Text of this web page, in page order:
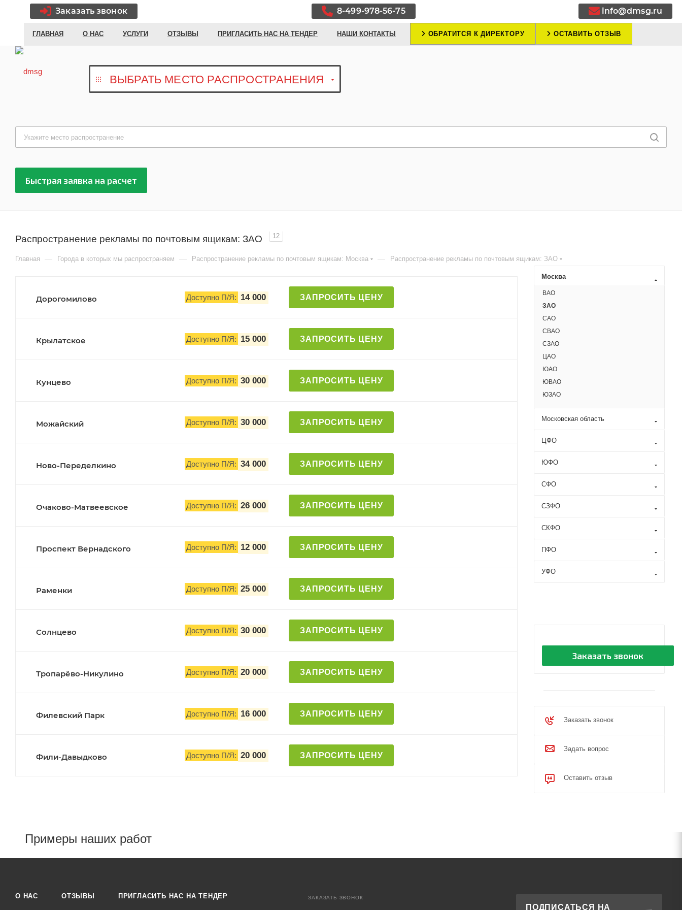
Заказать звонок 8-499-978-56-75 info@dmsg.ru
ГЛАВНАЯ О НАС УСЛУГИ ОТЗЫВЫ ПРИГЛАСИТЬ НАС НА ТЕНДЕР НАШИ КОНТАКТЫ ОБРАТИТСЯ К ДИРЕКТОРУ ОСТАВИТЬ ОТЗЫВ
ВЫБРАТЬ МЕСТО РАСПРОСТРАНЕНИЯ
Распространение рекламы по почтовым ящикам: ЗАО 12
Главная — Города в которых мы распространяем — Распространение рекламы по почтовым ящикам: Москва — Распространение рекламы по почтовым ящикам: ЗАО
Дорогомилово Доступно П/Я: 14 000 ЗАПРОСИТЬ ЦЕНУ
Крылатское Доступно П/Я: 15 000 ЗАПРОСИТЬ ЦЕНУ
Кунцево Доступно П/Я: 30 000 ЗАПРОСИТЬ ЦЕНУ
Можайский Доступно П/Я: 30 000 ЗАПРОСИТЬ ЦЕНУ
Ново-Переделкино Доступно П/Я: 34 000 ЗАПРОСИТЬ ЦЕНУ
Очаково-Матвеевское Доступно П/Я: 26 000 ЗАПРОСИТЬ ЦЕНУ
Проспект Вернадского Доступно П/Я: 12 000 ЗАПРОСИТЬ ЦЕНУ
Раменки Доступно П/Я: 25 000 ЗАПРОСИТЬ ЦЕНУ
Солнцево Доступно П/Я: 30 000 ЗАПРОСИТЬ ЦЕНУ
Тропарёво-Никулино Доступно П/Я: 20 000 ЗАПРОСИТЬ ЦЕНУ
Филевский Парк Доступно П/Я: 16 000 ЗАПРОСИТЬ ЦЕНУ
Фили-Давыдково Доступно П/Я: 20 000 ЗАПРОСИТЬ ЦЕНУ
Москва
ВАО
ЗАО
САО
СВАО
СЗАО
ЦАО
ЮАО
ЮВАО
ЮЗАО
Московская область
ЦФО
ЮФО
СФО
СЗФО
СКФО
ПФО
УФО
Заказать звонок
Задать вопрос
Оставить отзыв
Примеры наших работ
О НАС ОТЗЫВЫ ПРИГЛАСИТЬ НАС НА ТЕНДЕР ЗАКАЗАТЬ ЗВОНОК
ПОДПИСАТЬСЯ НА